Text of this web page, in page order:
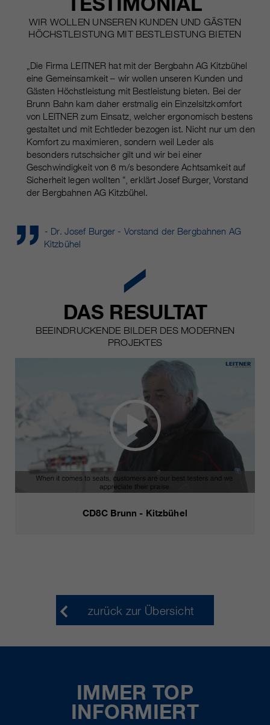
WIR WOLLEN UNSEREN KUNDEN UND GÄSTEN
HÖCHSTLEISTUNG MIT BESTLEISTUNG BIETEN
„Die Firma LEITNER hat mit der Bergbahn AG Kitzbühel
eine Gemeinsamkeit – wir wollen unseren Kunden und
Gästen Höchstleistung mit Bestleistung bieten. Bei der
Brunn Bahn kam daher erstmalig ein Einzelsitzkomfort
von LEITNER zum Einsatz, welcher ergonomisch bestens
gestaltet und mit Echtleder bezogen ist. Nicht nur um den
Komfort zu maximieren, sondern weil Leder als
besonders rutschsicher gilt und wir bei einer
Geschwindigkeit von 6 m/s besondere Achtsamkeit auf
Sicherheit legen wollten “, erklärt Josef Burger, Vorstand
der Bergbahnen AG Kitzbühel.
- Dr. Josef Burger - Vorstand der Bergbahnen AG
Kitzbühel
DAS RESULTAT
BEEINDRUCKENDE BILDER DES MODERNEN
PROJEKTES
CD8C Brunn - Kitzbühel
zurück zur Übersicht
IMMER TOP
INFORMIERT